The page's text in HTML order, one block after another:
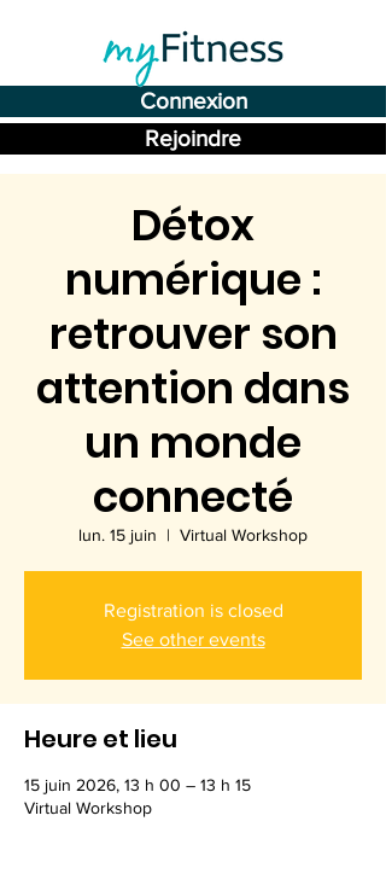
Connexion
Rejoindre
Détox
numérique :
retrouver son
attention dans
un monde
connecté
lun. 15 juin
  |
Virtual Workshop
Registration is closed
See other events
Heure et lieu
15 juin 2026, 13 h 00 – 13 h 15
Virtual Workshop